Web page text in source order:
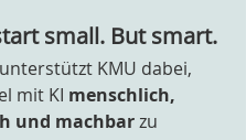
small. But smart.
KMU dabei,
mit KI menschlich,
und machbar zu